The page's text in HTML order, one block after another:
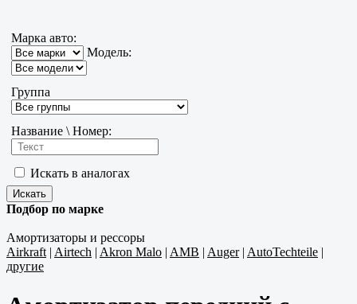
Марка авто:
Модель:
Группа
Название \ Номер:
Искать в аналогах
Подбор по марке
Амортизаторы и рессоры
Airkraft| Airtech | Akron Malo | AMB | Auger| AutoTechteile |
другие